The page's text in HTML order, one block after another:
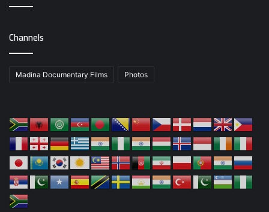
Channels
Madina Documentary Films Photos